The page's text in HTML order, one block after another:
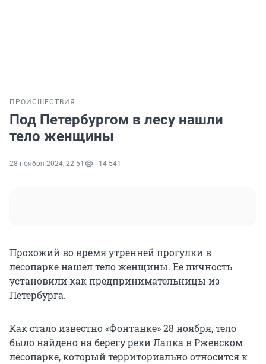
ПРОИСШЕСТВИЯ
Под Петербургом в лесу нашли
тело женщины
28 ноября 2024, 22:51 14 541
Прохожий во время утренней прогулки в
лесопарке нашел тело женщины. Ее личность
установили как предпринимательницы из
Петербурга.
Как стало известно «Фонтанке» 28 ноября, тело
было найдено на берегу реки Лапка в Ржевском
лесопарке, который территориально относится к